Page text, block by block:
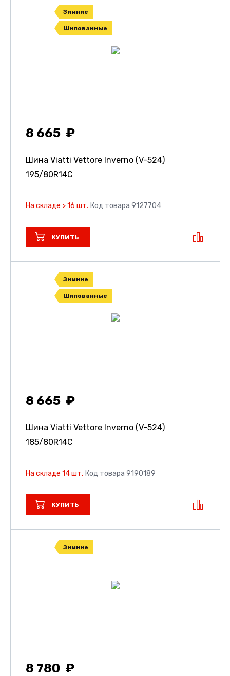
Зимние
Шипованные
8 665
Шина Viatti Vettore Inverno (V-524)
195/80R14C
На складе > 16 шт. Код товара 9127704
КУПИТЬ
Зимние
Шипованные
8 665
Шина Viatti Vettore Inverno (V-524)
185/80R14C
На складе 14 шт. Код товара 9190189
КУПИТЬ
Зимние
8 780